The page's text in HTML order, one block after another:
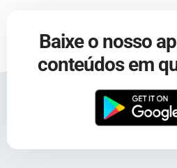
Baixe o nosso
conteúdos em